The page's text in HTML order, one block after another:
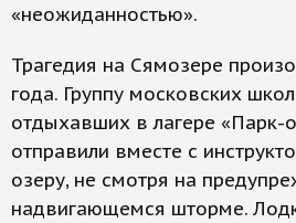
«неожиданностью».
Трагедия на Сямозере
года. Группу московских
отдыхавших в лагере «Парк-
отправили вместе с
озеру, не смотря на
надвигающемся шторме.